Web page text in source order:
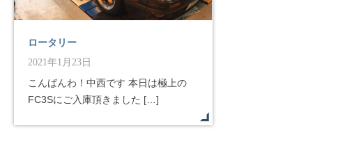
ロータリー
2021年1月23日
こんばんわ！中西です 本日は極上の
FC3Sにご入庫頂きました […]